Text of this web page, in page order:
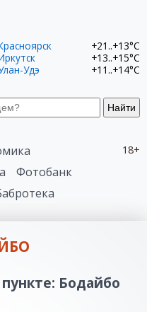
Найти
+21..+13°C
+13..+15°C
Удэ
+11..+14°C
18+
Фотобанк
Бодайбо